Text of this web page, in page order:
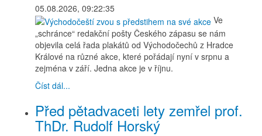
05.08.2026, 09:22:35
Ve
„schránce“ redakční pošty Českého zápasu se nám
objevila celá řada plakátů od Východočechů z Hradce
Králové na různé akce, které pořádají nyní v srpnu a
zejména v září. Jedna akce je v říjnu.
Číst dál...
Před pětadvaceti lety zemřel prof.
ThDr. Rudolf Horský